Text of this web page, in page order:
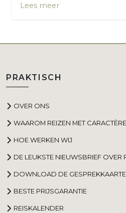
Lees meer
PRAKTISCH
OVER ONS
WAAROM REIZEN MET
HOE WERKEN WIJ
DE LEUKSTE NIEUWSBRIEF OVER
DOWNLOAD DE
BESTE PRIJSGARANTIE
REISKALENDER